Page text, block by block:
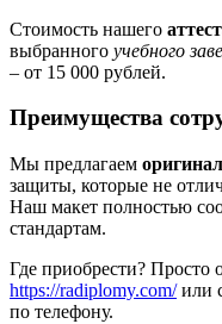
Стоимость нашего
выбранного учебного
– от 15 000 рублей.
Преимущества
Мы предлагаем
защиты, которые не
Наш макет полностью
стандартам.
Где приобрести? Просто
https://radiplomy.com/или
по телефону.